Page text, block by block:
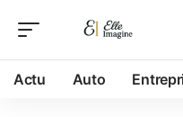
Actu Auto